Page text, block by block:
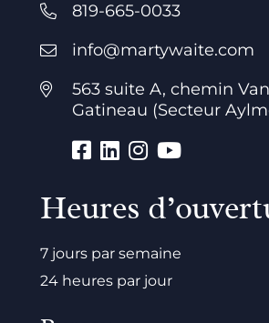
819-665-0033
info@martywaite.com
563 suite A, chemin
Gatineau (Secteur
Heures
7 jours par semaine
24 heures par jour